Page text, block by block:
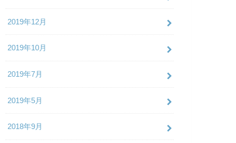
2019年12月
2019年10月
2019年7月
2019年5月
2018年9月